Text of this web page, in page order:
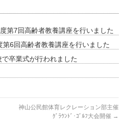
第7回高齢者教養講座を行いました
6回高齢者教養講座を行いました
卒業式が行われました
神山公民館体育レクレーション部主催
ｸﾞﾗｳﾝﾄﾞ･ｺﾞﾙﾌ大会開催 →